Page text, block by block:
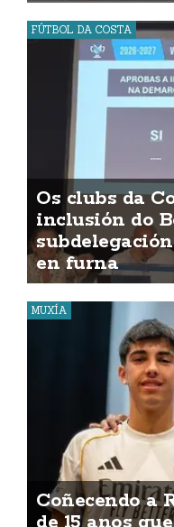
FÚTBOL DA COSTA
Os clubs da
inclusión do
en furna
MUXÍA
Coñecendo a